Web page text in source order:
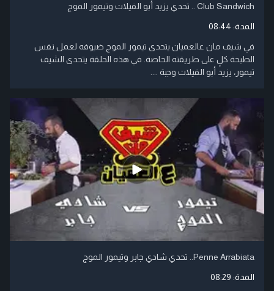
Club Sandwich .. تحدي يزيد أبو الفيلات وتيمور الموج
المدة: 08:44
في شيف مان عالعميان يتحدى تيمور الموج ضيوفه لعمل نفس
الطبخة كلٍ على طريقته الخاصة. في هذه الحلقة يتحدى الشيف
تيمور، يزيد أبو الفيلات وجبة ....
Penne Arrabiata.. تحدي شادي جابر وتيمور الموج
المدة: 08:29